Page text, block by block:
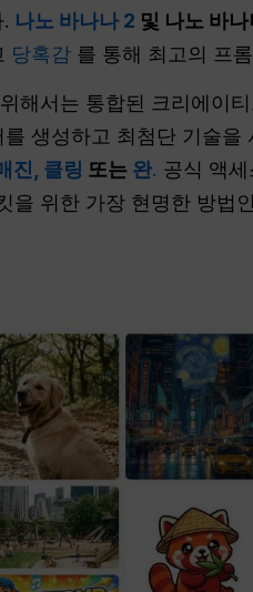
나노 바나나 2 및 나노 바
당혹감 를 통해 최고의 프
해서는 통합된 크리에이
생성하고 최첨단 기술을
진, 클링 또는 완. 공식 액
위한 가장 현명한 방법